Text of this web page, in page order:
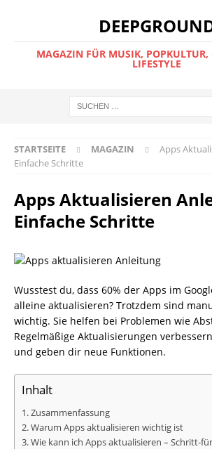
MAGAZIN FÜR MUSIK,
LIFESTYLE
STARTSEITE MAGAZIN
Apps
Einfache Schritte
Apps Aktualisieren
Einfache Schritte
Wusstest du, dass 60% der Apps im
alleine aktualisieren? Trotzdem sind
wichtig. Sie helfen bei Problemen wie
Regelmäßige Aktualisierungen
und geben dir neue Funktionen.
Inhalt
Zusammenfassung
Warum Apps aktualisieren wichtig ist
Wie kann ich Apps aktualisieren – Schritt-